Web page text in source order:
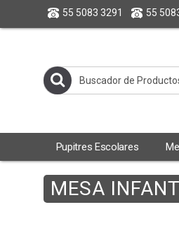
55 5083 3291 55
Pupitres Escolares
MESA